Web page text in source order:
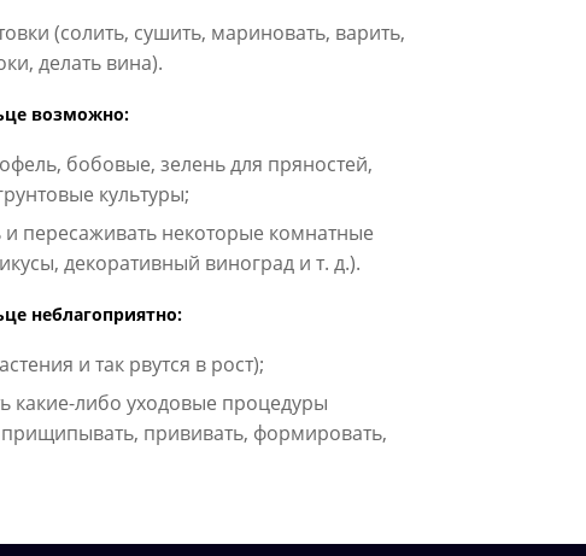
(солить, сушить, мариновать, варить,
делать вина).
возможно:
бобовые, зелень для пряностей,
культуры;
и пересаживать некоторые комнатные
декоративный виноград и т. д.).
неблагоприятно:
и так рвутся в рост);
какие-либо уходовые процедуры
прищипывать, прививать, формировать,